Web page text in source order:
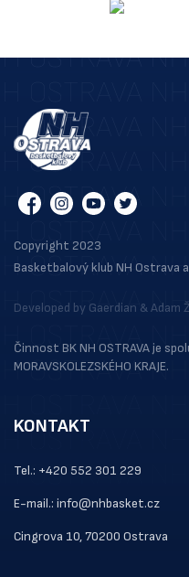
Copyright 2023
Basketbalový klub NH Ostrava
Developed by Gaerdian &Adam
Činnost BK NH OSTRAVA je
MORAVSKOLEZSKÉHO KRAJE.
KONTAKT
Tel.: +420 552 301 229
E-mail.: info@nhbasket.cz
Cingrova 10, 70200 Ostrava